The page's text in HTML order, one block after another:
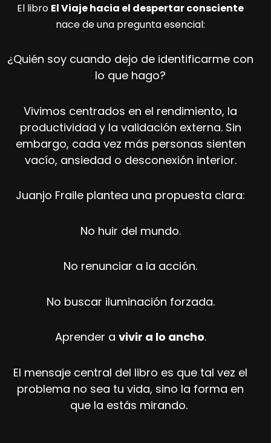
El libro El Viaje hacia el despertar consciente
nace de una pregunta esencial:
¿Quién soy cuando dejo de identificarme con
lo que hago?
Vivimos centrados en el rendimiento, la
productividad y la validación externa. Sin
embargo, cada vez más personas sienten
vacío, ansiedad o desconexión interior.
Juanjo Fraile plantea una propuesta clara:
No huir del mundo.
No renunciar a la acción.
No buscar iluminación forzada.
Aprender a vivir a lo ancho.
El mensaje central del libro es que tal vez el
problema no sea tu vida, sino la forma en
que la estás mirando.